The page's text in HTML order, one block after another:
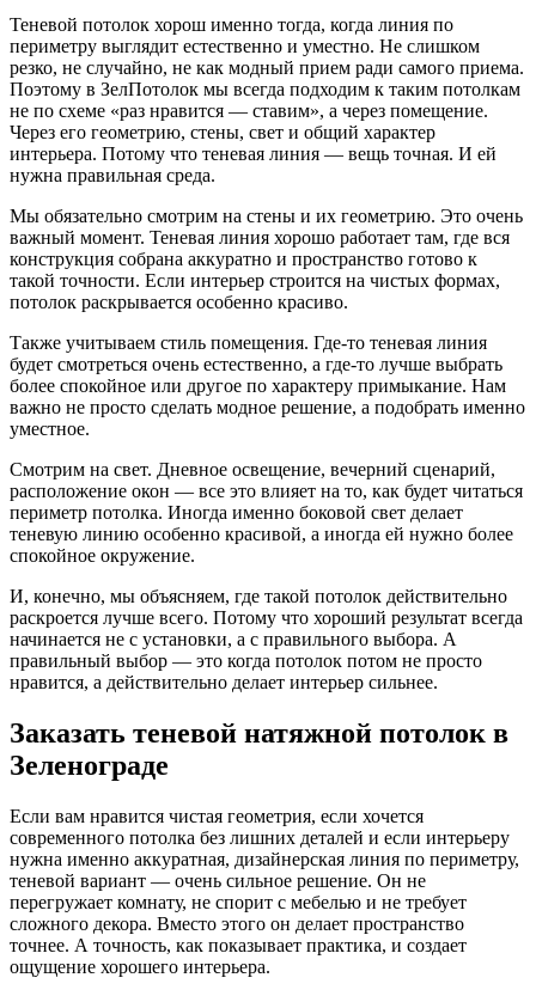
Теневой потолок хорош именно тогда, когда линия по
периметру выглядит естественно и уместно. Не слишком
резко, не случайно, не как модный прием ради самого приема.
Поэтому в ЗелПотолок мы всегда подходим к таким потолкам
не по схеме «раз нравится — ставим», а через помещение.
Через его геометрию, стены, свет и общий характер
интерьера. Потому что теневая линия — вещь точная. И ей
нужна правильная среда.
Мы обязательно смотрим на стены и их геометрию. Это очень
важный момент. Теневая линия хорошо работает там, где вся
конструкция собрана аккуратно и пространство готово к
такой точности. Если интерьер строится на чистых формах,
потолок раскрывается особенно красиво.
Также учитываем стиль помещения. Где-то теневая линия
будет смотреться очень естественно, а где-то лучше выбрать
более спокойное или другое по характеру примыкание. Нам
важно не просто сделать модное решение, а подобрать именно
уместное.
Смотрим на свет. Дневное освещение, вечерний сценарий,
расположение окон — все это влияет на то, как будет читаться
периметр потолка. Иногда именно боковой свет делает
теневую линию особенно красивой, а иногда ей нужно более
спокойное окружение.
И, конечно, мы объясняем, где такой потолок действительно
раскроется лучше всего. Потому что хороший результат всегда
начинается не с установки, а с правильного выбора. А
правильный выбор — это когда потолок потом не просто
нравится, а действительно делает интерьер сильнее.
Заказать теневой натяжной потолок в
Зеленограде
Если вам нравится чистая геометрия, если хочется
современного потолка без лишних деталей и если интерьеру
нужна именно аккуратная, дизайнерская линия по периметру,
теневой вариант — очень сильное решение. Он не
перегружает комнату, не спорит с мебелью и не требует
сложного декора. Вместо этого он делает пространство
точнее. А точность, как показывает практика, и создает
ощущение хорошего интерьера.